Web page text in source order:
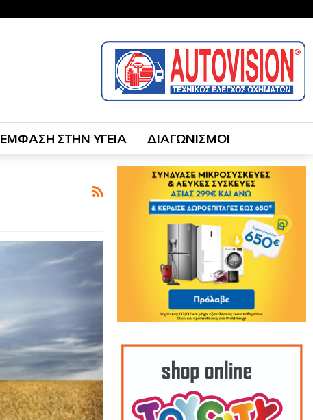
ΕΜΦΑΣΗ ΣΤΗΝ ΥΓΕΙΑ ΔΙΑΓΩΝΙΣΜΟΙ